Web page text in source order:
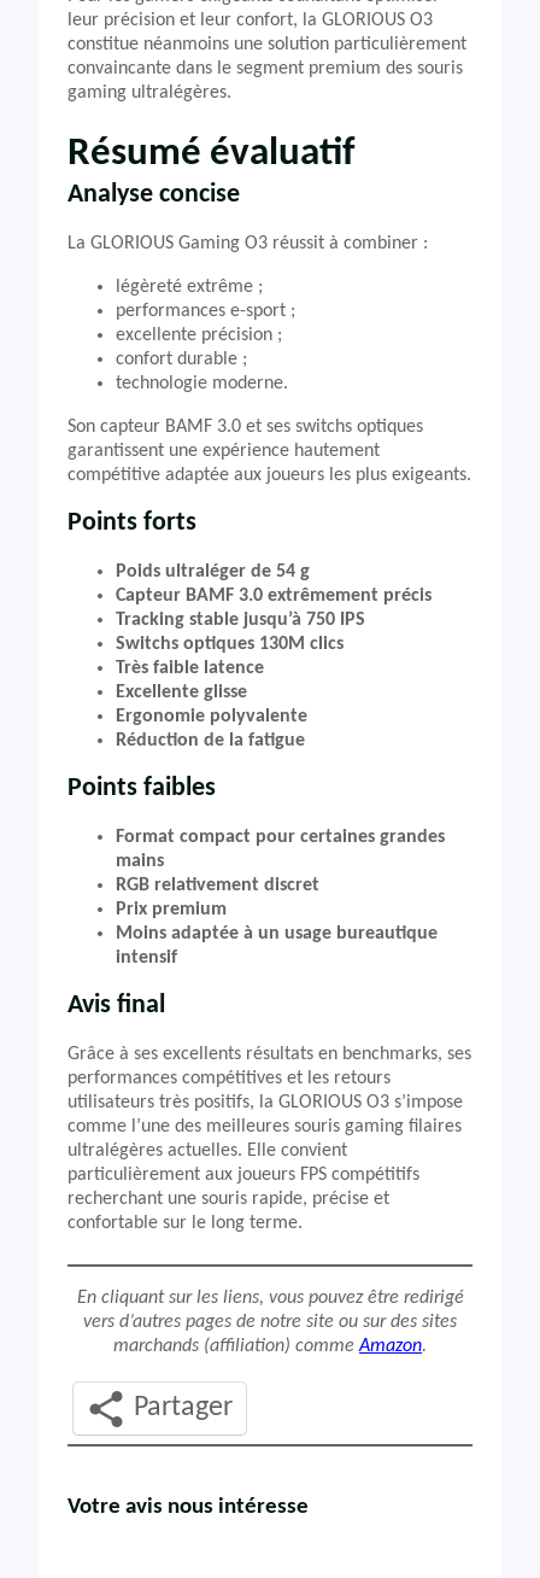
leur précision et leur confort, la GLORIOUS O3
constitue néanmoins une solution particulièrement
convaincante dans le segment premium des souris
gaming ultralégères.
Résumé évaluatif
Analyse concise
La GLORIOUS Gaming O3 réussit à combiner :
légèreté extrême ;
performances e-sport ;
excellente précision ;
confort durable ;
technologie moderne.
Son capteur BAMF 3.0 et ses switchs optiques
garantissent une expérience hautement
compétitive adaptée aux joueurs les plus exigeants.
Points forts
Poids ultraléger de 54 g
Capteur BAMF 3.0 extrêmement précis
Tracking stable jusqu’à 750 IPS
Switchs optiques 130M clics
Très faible latence
Excellente glisse
Ergonomie polyvalente
Réduction de la fatigue
Points faibles
Format compact pour certaines grandes
mains
RGB relativement discret
Prix premium
Moins adaptée à un usage bureautique
intensif
Avis final
Grâce à ses excellents résultats en benchmarks, ses
performances compétitives et les retours
utilisateurs très positifs, la GLORIOUS O3 s’impose
comme l’une des meilleures souris gaming filaires
ultralégères actuelles. Elle convient
particulièrement aux joueurs FPS compétitifs
recherchant une souris rapide, précise et
confortable sur le long terme.
En cliquant sur les liens, vous pouvez être redirigé
vers d’autres pages de notre site ou sur des sites
marchands (affiliation) commeAmazon.
Partager
Votre avis nous intéresse